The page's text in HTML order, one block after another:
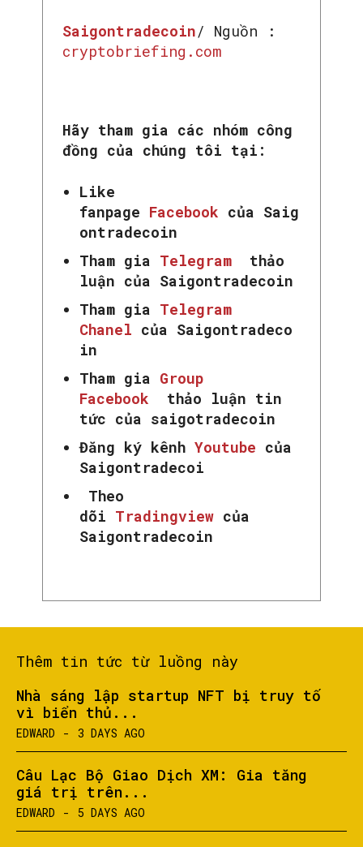
Saigontradecoin/ Nguồn :
cryptobriefing.com
Hãy tham gia các nhóm công
đồng của chúng tôi tại:
Like
fanpage Facebook của Saig
ontradecoin
Tham gia Telegram
thảo
luận của Saigontradecoin
Tham gia Telegram
Chanel của Saigontradeco
in
Tham gia Group
Facebook
thảo luận tin
tức của saigotradecoin
Đăng ký kênh Youtube của
Saigontradecoi
Theo
dõi Tradingview của
Saigontradecoin
Thêm tin tức từ luồng này
Nhà sáng lập startup NFT bị truy tố
vì biển thủ...
EDWARD - 3 DAYS AGO
Câu Lạc Bộ Giao Dịch XM: Gia tăng
giá trị trên...
EDWARD - 5 DAYS AGO